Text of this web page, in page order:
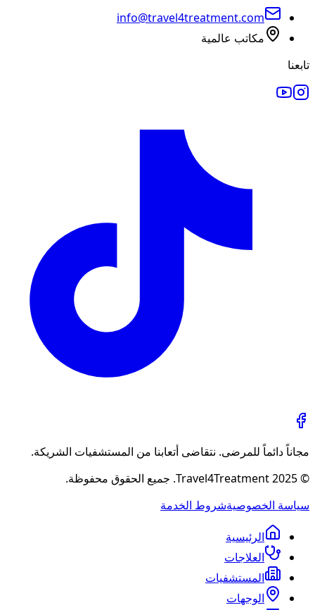
info@travel4treatment.com
مكاتب عالمية
تابعنا
مجاناً دائماً للمرضى. نتقاضى أتعابنا من المستشفيات الشريكة.
© 2025 Travel4Treatment. جميع الحقوق محفوظة.
سياسة الخصوصيةشروط الخدمة
الرئيسية
العلاجات
المستشفيات
الوجهات